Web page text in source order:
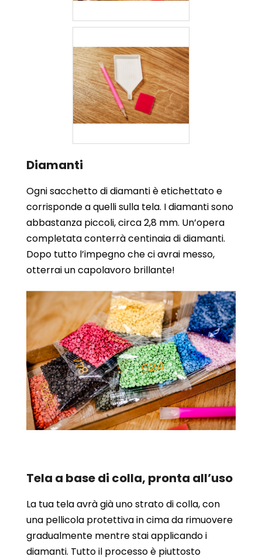
Diamanti
Ogni sacchetto di diamanti è etichettato e
corrisponde a quelli sulla tela. I diamanti sono
abbastanza piccoli, circa 2,8 mm. Un’opera
completata conterrà centinaia di diamanti.
Dopo tutto l’impegno che ci avrai messo,
otterrai un capolavoro brillante!
Tela a base di colla, pronta all’uso
La tua tela avrà già uno strato di colla, con
una pellicola protettiva in cima da rimuovere
gradualmente mentre stai applicando i
diamanti. Tutto il processo è piuttosto